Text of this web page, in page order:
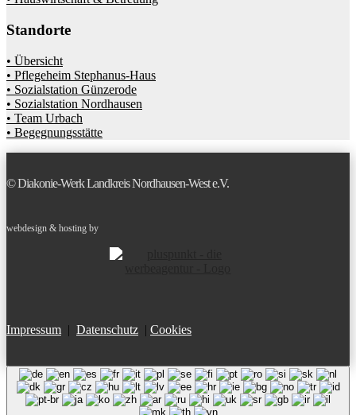
Standorte
• Übersicht
• Pflegeheim Stephanus-Haus
• Sozialstation Günzerode
• Sozialstation Nordhausen
• Team Urbach
• Begegnungsstätte
© Diakonie-Werk Landkreis Nordhausen-West e.V.
webdesign & hosting by
Impressum | Datenschutz | Cookies